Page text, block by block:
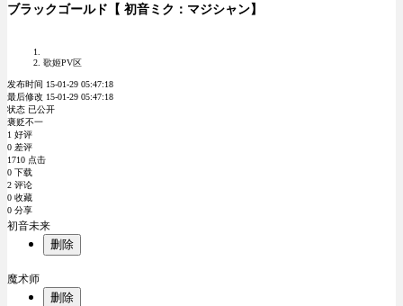
ブラックゴールド【 初音ミク：マジシャン】
歌姬PV区
发布时间 15-01-29 05:47:18
最后修改 15-01-29 05:47:18
状态 已公开
褒贬不一
1 好评
0 差评
1710 点击
0 下载
2 评论
0 收藏
0 分享
初音未来
删除
魔术师
删除